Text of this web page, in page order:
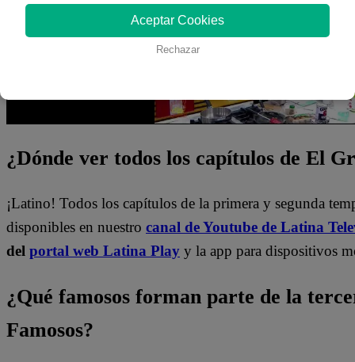
¿Dónde ver todos los capítulos de El
¡Latino! Todos los capítulos de la primera y segunda
disponibles en nuestro canal de Youtube de Latina
del portal web Latina Play y la app para dispositivos
¿Qué famosos forman parte de la
Famosos?
Aceptar Cookies
Rechazar